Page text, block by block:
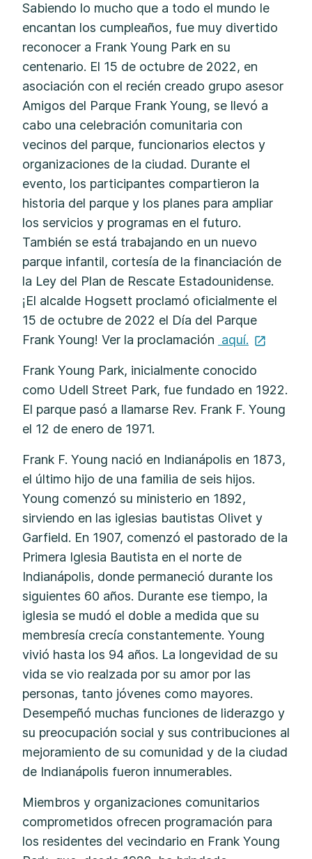
Sabiendo lo mucho que a todo el mundo le
encantan los cumpleaños, fue muy divertido
reconocer a Frank Young Park en su
centenario. El 15 de octubre de 2022, en
asociación con el recién creado grupo asesor
Amigos del Parque Frank Young, se llevó a
cabo una celebración comunitaria con
vecinos del parque, funcionarios electos y
organizaciones de la ciudad. Durante el
evento, los participantes compartieron la
historia del parque y los planes para ampliar
los servicios y programas en el futuro.
También se está trabajando en un nuevo
parque infantil, cortesía de la financiación de
la Ley del Plan de Rescate Estadounidense.
¡El alcalde Hogsett proclamó oficialmente el
15 de octubre de 2022 el Día del Parque
Frank Young! Ver la proclamación aquí.
Frank Young Park, inicialmente conocido
como Udell Street Park, fue fundado en 1922.
El parque pasó a llamarse Rev. Frank F. Young
el 12 de enero de 1971.
Frank F. Young nació en Indianápolis en 1873,
el último hijo de una familia de seis hijos.
Young comenzó su ministerio en 1892,
sirviendo en las iglesias bautistas Olivet y
Garfield. En 1907, comenzó el pastorado de la
Primera Iglesia Bautista en el norte de
Indianápolis, donde permaneció durante los
siguientes 60 años. Durante ese tiempo, la
iglesia se mudó el doble a medida que su
membresía crecía constantemente. Young
vivió hasta los 94 años. La longevidad de su
vida se vio realzada por su amor por las
personas, tanto jóvenes como mayores.
Desempeñó muchas funciones de liderazgo y
su preocupación social y sus contribuciones al
mejoramiento de su comunidad y de la ciudad
de Indianápolis fueron innumerables.
Miembros y organizaciones comunitarios
comprometidos ofrecen programación para
los residentes del vecindario en Frank Young